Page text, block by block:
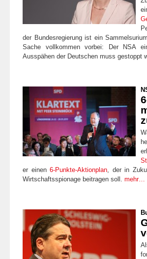
der Bundesregierung ist ein
Sache vollkommen vorbei: Der NSA
Ausspähen der Deutschen muss gestoppt
er einen6-Punkte-Aktionplan , der in
Wirtschaftsspionage beitragen soll. mehr…